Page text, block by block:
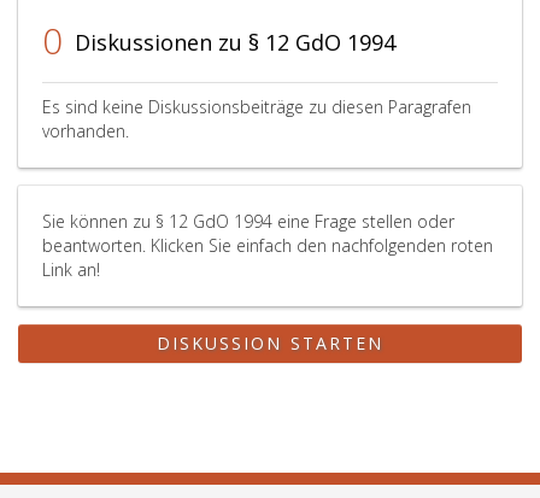
0 Diskussionen zu § 12 GdO 1994
Es sind keine Diskussionsbeiträge zu diesen Paragrafen
vorhanden.
Sie können zu § 12 GdO 1994 eine Frage stellen oder
beantworten. Klicken Sie einfach den nachfolgenden roten
Link an!
DISKUSSION STARTEN